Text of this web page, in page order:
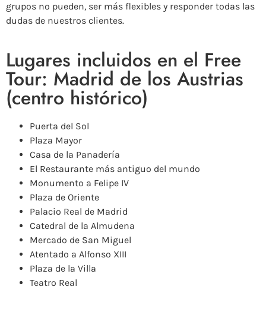
grupos no pueden, ser más flexibles y responder todas las
dudas de nuestros clientes.
Lugares incluidos en el Free
Tour: Madrid de los Austrias
(centro histórico)
Puerta del Sol
Plaza Mayor
Casa de la Panadería
El Restaurante más antiguo del mundo
Monumento a Felipe IV
Plaza de Oriente
Palacio Real de Madrid
Catedral de la Almudena
Mercado de San Miguel
Atentado a Alfonso XIII
Plaza de la Villa
Teatro Real